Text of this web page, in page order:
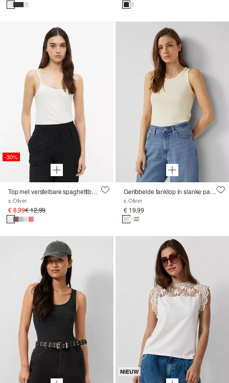
-30%
Top met verstelbare spaghettibandjes
s.Oliver
€ 8,99€ 12,99
Geribbelde tanktop in slanke pasvorm
s.Oliver
€ 19,99
NIEUW